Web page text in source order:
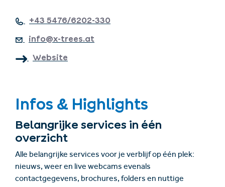
+43 5476/6202-330
info@x-trees.at
Website
Infos & Highlights
Belangrijke services in één
overzicht
Alle belangrijke services voor je verblijf op één plek:
nieuws, weer en live webcams evenals
contactgegevens, brochures, folders en nuttige